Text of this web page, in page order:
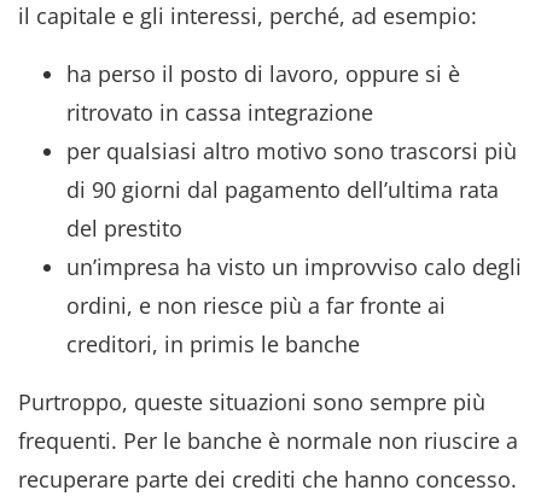
il capitale e gli interessi, perché, ad esempio:
ha perso il posto di lavoro, oppure si è
ritrovato in cassa integrazione
per qualsiasi altro motivo sono trascorsi più
di 90 giorni dal pagamento dell’ultima rata
del prestito
un’impresa ha visto un improvviso calo degli
ordini, e non riesce più a far fronte ai
creditori, in primis le banche
Purtroppo, queste situazioni sono sempre più
frequenti. Per le banche è normale non riuscire a
recuperare parte dei crediti che hanno concesso.